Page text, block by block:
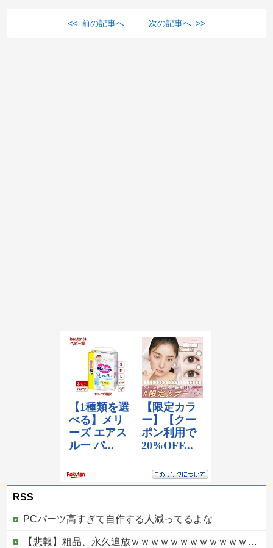
<< 前の記事へ 次の記事へ >>
RSS
PCパーツ高すぎて自作する人減ってるよな
【悲報】粗品、永久追放ｗｗｗｗｗｗｗｗｗｗｗｗｗｗｗ（証拠あり）